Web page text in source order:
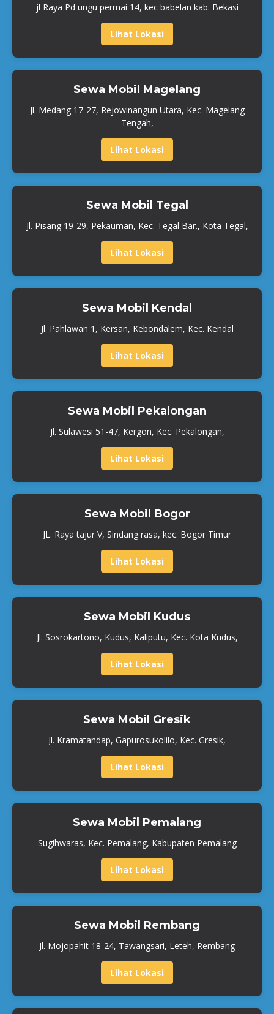
jl Raya Pd ungu permai 14, kec babelan kab. Bekasi
Lihat Lokasi
Sewa Mobil Magelang
Jl. Medang 17-27, Rejowinangun Utara, Kec. Magelang
Tengah,
Lihat Lokasi
Sewa Mobil Tegal
Jl. Pisang 19-29, Pekauman, Kec. Tegal Bar., Kota Tegal,
Lihat Lokasi
Sewa Mobil Kendal
Jl. Pahlawan 1, Kersan, Kebondalem, Kec. Kendal
Lihat Lokasi
Sewa Mobil Pekalongan
Jl. Sulawesi 51-47, Kergon, Kec. Pekalongan,
Lihat Lokasi
Sewa Mobil Bogor
JL. Raya tajur V, Sindang rasa, kec. Bogor Timur
Lihat Lokasi
Sewa Mobil Kudus
Jl. Sosrokartono, Kudus, Kaliputu, Kec. Kota Kudus,
Lihat Lokasi
Sewa Mobil Gresik
Jl. Kramatandap, Gapurosukolilo, Kec. Gresik,
Lihat Lokasi
Sewa Mobil Pemalang
Sugihwaras, Kec. Pemalang, Kabupaten Pemalang
Lihat Lokasi
Sewa Mobil Rembang
Jl. Mojopahit 18-24, Tawangsari, Leteh, Rembang
Lihat Lokasi